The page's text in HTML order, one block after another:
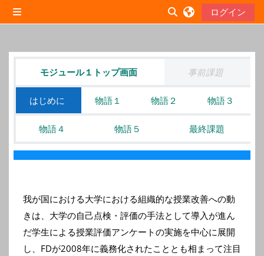
メインコンテンツへスキップする
サイドパネル
検索入力に切り替え
ログイン
モジュール１トップ画面 事前課題
はじめに 物語１ 物語２ 物語３
物語４ 物語５ 最終課題
我が国における大学における組織的な授業改善への動
きは、 大学の自己点検・評価の手法として導入が進ん
だ学生による授業評価アンケートの実施を中心に展開
し、FDが2008年に義務化されたこととも相まって注目